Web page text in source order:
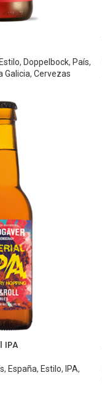
Estilo, Doppelbock, País,
Galicia, Cervezas
IPA
, España, Estilo, IPA,